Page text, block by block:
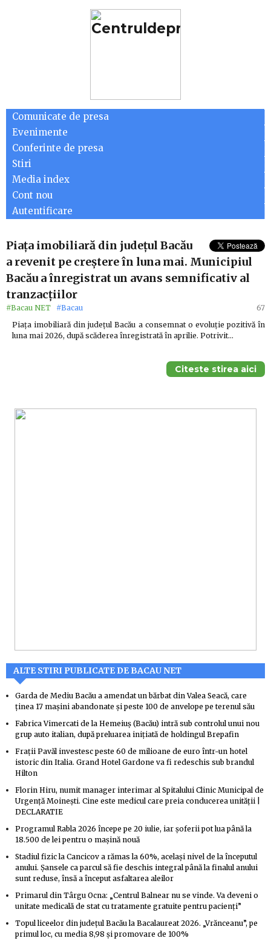
Comunicate de presa
Evenimente
Conferinte de presa
Stiri
Media index
Cont nou
Autentificare
Piața imobiliară din județul Bacău
a revenit pe creștere în luna mai. Municipiul
Bacău a înregistrat un avans semnificativ al
tranzacțiilor
#Bacau NET #Bacau
67
Piața imobiliară din județul Bacău a consemnat o evoluție pozitivă în
luna mai 2026, după scăderea înregistrată în aprilie. Potrivit…
Citeste stirea aici
ALTE STIRI PUBLICATE DE BACAU NET
Garda de Mediu Bacău a amendat un bărbat din Valea Seacă, care
ținea 17 mașini abandonate și peste 100 de anvelope pe terenul său
Fabrica Vimercati de la Hemeiuș (Bacău) intră sub controlul unui nou
grup auto italian, după preluarea inițiată de holdingul Brepafin
Frații Pavăl investesc peste 60 de milioane de euro într-un hotel
istoric din Italia. Grand Hotel Gardone va fi redeschis sub brandul
Hilton
Florin Hiru, numit manager interimar al Spitalului Clinic Municipal de
Urgență Moinești. Cine este medicul care preia conducerea unității |
DECLARATIE
Programul Rabla 2026 începe pe 20 iulie, iar șoferii pot lua până la
18.500 de lei pentru o mașină nouă
Stadiul fizic la Cancicov a rămas la 60%, același nivel de la începutul
anului. Șansele ca parcul să fie deschis integral până la finalul anului
sunt reduse, însă a început asfaltarea aleilor
Primarul din Târgu Ocna: „Centrul Balnear nu se vinde. Va deveni o
unitate medicală de stat cu tratamente gratuite pentru pacienți”
Topul liceelor din județul Bacău la Bacalaureat 2026. „Vrănceanu”, pe
primul loc, cu media 8,98 și promovare de 100%